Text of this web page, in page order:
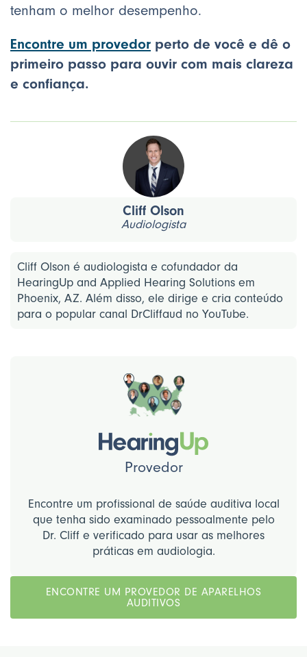
tenham o melhor desempenho.
Encontre um provedor perto de você e dê o
primeiro passo para ouvir com mais clareza
e confiança.
Cliff Olson
Audiologista
Cliff Olson é audiologista e cofundador da
HearingUp and Applied Hearing Solutions em
Phoenix, AZ. Além disso, ele dirige e cria conteúdo
para o popular canal DrCliffaud no YouTube.
Provedor
Encontre um profissional de saúde auditiva local
que tenha sido examinado pessoalmente pelo
Dr. Cliff e verificado para usar as melhores
práticas em audiologia.
ENCONTRE UM PROVEDOR DE APARELHOS
AUDITIVOS